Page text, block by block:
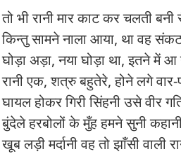
तो भी रानी मार काट कर चलती
किन्तु सामने नाला आया, था वह
घोड़ा अड़ा, नया घोड़ा था, इतने में
रानी एक, शत्रु बहुतेरे, होने लगे वार-
घायल होकर गिरी सिंहनी उसे वीर
बुंदेले हरबोलों के मुँह हमने सुनी
खूब लड़ी मर्दानी वह तो झाँसी वाली